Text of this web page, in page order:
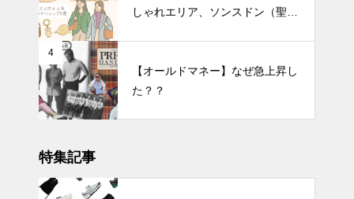
しゃれエリア、ソンスドン（聖水
4
【オールドマネー】なぜ急上昇し
た？？
特集記事